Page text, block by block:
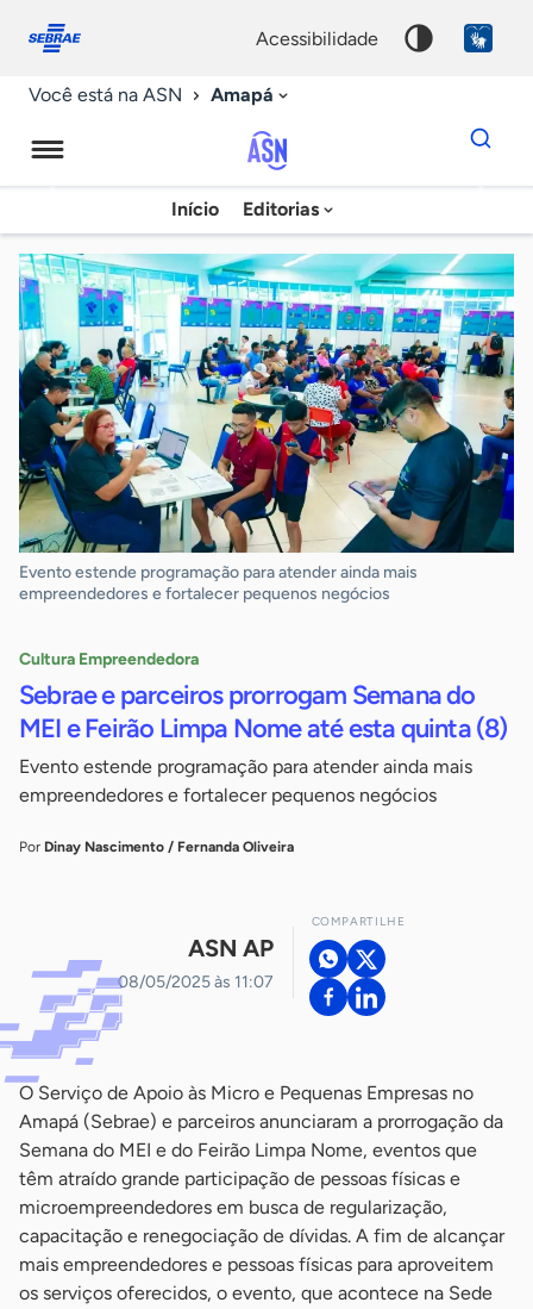
conosco
acessibilidade
Você está na ASN Amapá
Agência
Sebrae
de
Notícias
Início Editorias
Dados
para
chave
Evento estende programação para atender ainda mais
empreendedores e fortalecer pequenos negócios
Cultura Empreendedora
Sebrae e parceiros prorrogam Semana do
MEI e Feirão Limpa Nome até esta quinta (8)
Evento estende programação para atender ainda mais
empreendedores e fortalecer pequenos negócios
Por Dinay Nascimento / Fernanda Oliveira
ASN AP
08/05/2025 às 11:07
COMPARTILHE
O Serviço de Apoio às Micro e Pequenas Empresas no
Amapá (Sebrae) e parceiros anunciaram a prorrogação da
Semana do MEI e do Feirão Limpa Nome, eventos que
têm atraído grande participação de pessoas físicas e
microempreendedores em busca de regularização,
capacitação e renegociação de dívidas. A fim de alcançar
mais empreendedores e pessoas físicas para aproveitem
os serviços oferecidos, o evento, que acontece na Sede